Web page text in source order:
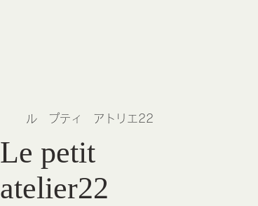
​ル プティ アトリエ22
Le petit
atelier22